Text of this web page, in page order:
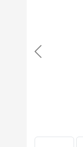
Previous